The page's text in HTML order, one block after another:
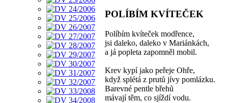
POLÍBÍM KVÍTEČEK
Políbím kvíteček modřence,
jsi daleko, daleko v Mariánkách,
a já popleta zapomněl mobil.
Krev kypí jako peřeje Ohře,
když splétá z prutů jívy pomlázku.
Barevné pentle břehů
mávají těm, co sjíždí vodu.